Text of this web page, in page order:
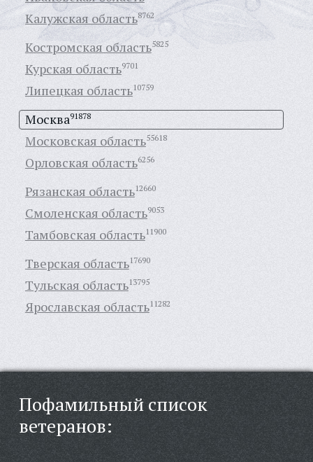
Калужская область8762
Костромская область5825
Курская область9701
Липецкая область10759
Москва91878
Московская область55618
Орловская область6256
Рязанская область12660
Смоленская область9053
Тамбовская область11900
Тверская область17690
Тульская область13795
Ярославская область11282
Пофамильный список
ветеранов: